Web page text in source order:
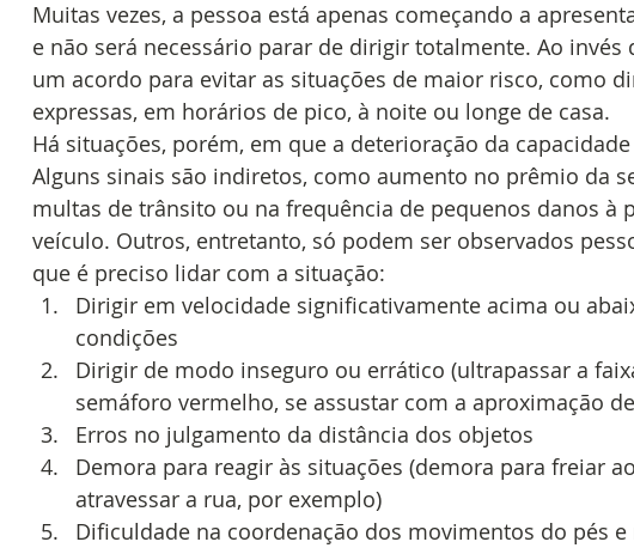
Muitas vezes, a pessoa está apenas começando a
e não será necessário parar de dirigir totalmente. Ao invés
um acordo para evitar as situações de maior risco, como
expressas, em horários de pico, à noite ou longe de casa.
Há situações, porém, em que a deterioração da
Alguns sinais são indiretos, como aumento no prêmio da
multas de trânsito ou na frequência de pequenos danos à
veículo. Outros, entretanto, só podem ser observados
que é preciso lidar com a situação:
Dirigir em velocidade significativamente acima ou
condições
Dirigir de modo inseguro ou errático (ultrapassar a
semáforo vermelho, se assustar com a aproximação
Erros no julgamento da distância dos objetos
Demora para reagir às situações (demora para freiar
atravessar a rua, por exemplo)
Dificuldade na coordenação dos movimentos do pés